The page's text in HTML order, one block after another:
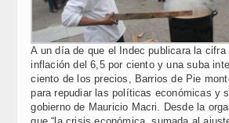
A un día de que el Indec publicara la
inflación del 6,5 por ciento y una suba
ciento de los precios, Barrios de Pie
para repudiar las políticas económicas y
gobierno de Mauricio Macri. Desde la